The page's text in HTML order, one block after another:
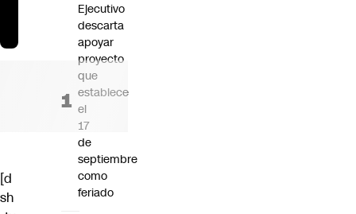
[d
sh
Ejecutivo
descarta
apoyar
proyecto
que
establece
el
17
de
septiembre
como
feriado